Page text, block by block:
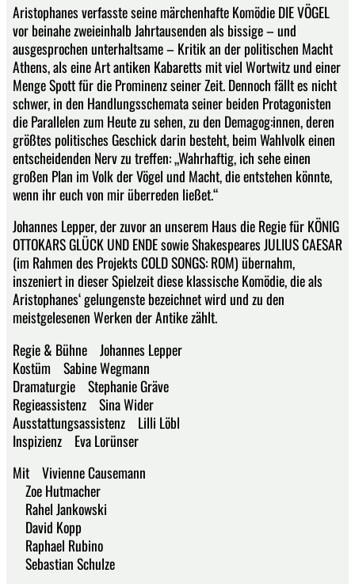
Aristophanes verfasste seine märchenhafte Komödie DIE VÖGEL
vor beinahe zweieinhalb Jahrtausenden als bissige – und
ausgesprochen unterhaltsame – Kritik an der politischen Macht
Athens, als eine Art antiken Kabaretts mit viel Wortwitz und einer
Menge Spott für die Prominenz seiner Zeit. Dennoch fällt es nicht
schwer, in den Handlungsschemata seiner beiden Protagonisten
die Parallelen zum Heute zu sehen, zu den Demagog:innen, deren
größtes politisches Geschick darin besteht, beim Wahlvolk einen
entscheidenden Nerv zu treffen: „Wahrhaftig, ich sehe einen
großen Plan im Volk der Vögel und Macht, die entstehen könnte,
wenn ihr euch von mir überreden ließet.“
Johannes Lepper, der zuvor an unserem Haus die Regie für KÖNIG
OTTOKARS GLÜCK UND ENDE sowie Shakespeares JULIUS CAESAR
(im Rahmen des Projekts COLD SONGS: ROM) übernahm,
inszeniert in dieser Spielzeit diese klassische Komödie, die als
Aristophanes‘ gelungenste bezeichnet wird und zu den
meistgelesenen Werken der Antike zählt.
Regie & Bühne Johannes Lepper
Kostüm Sabine Wegmann
Dramaturgie Stephanie Gräve
Regieassistenz Sina Wider
Ausstattungsassistenz Lilli Löbl
Inspizienz Eva Lorünser
Mit Vivienne Causemann
Zoe Hutmacher
Rahel Jankowski
David Kopp
Raphael Rubino
Sebastian Schulze